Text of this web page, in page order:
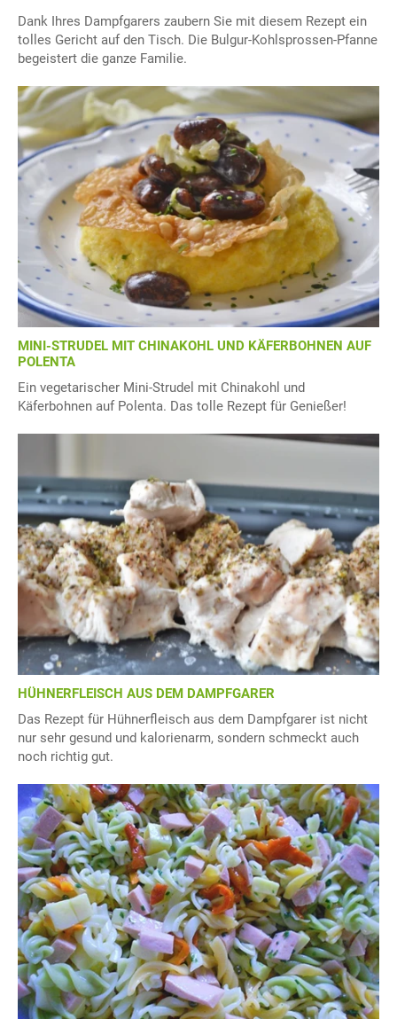
Dank Ihres Dampfgarers zaubern Sie mit diesem Rezept ein
tolles Gericht auf den Tisch. Die Bulgur-Kohlsprossen-Pfanne
begeistert die ganze Familie.
MINI-STRUDEL MIT CHINAKOHL UND KÄFERBOHNEN AUF
POLENTA
Ein vegetarischer Mini-Strudel mit Chinakohl und
Käferbohnen auf Polenta. Das tolle Rezept für Genießer!
HÜHNERFLEISCH AUS DEM DAMPFGARER
Das Rezept für Hühnerfleisch aus dem Dampfgarer ist nicht
nur sehr gesund und kalorienarm, sondern schmeckt auch
noch richtig gut.